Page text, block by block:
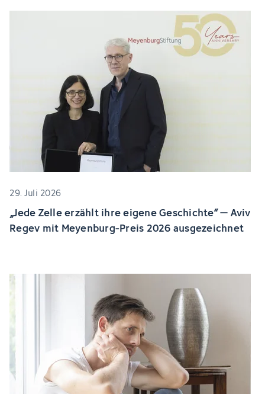
29. Juli 2026
„Jede Zelle erzählt ihre eigene Geschichte“ – Aviv
Regev mit Meyenburg-Preis 2026 ausgezeichnet